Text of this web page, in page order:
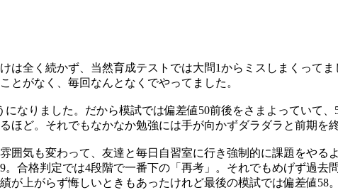
全く続かず、当然育成テストでは大問1からミスしまくってま
とがなく、毎回なんとなくでやってました。
なりました。だから模試では偏差値50前後をさまよっていて
ほど。それでもなかなか勉強には手が向かずダラダラと前期を終
囲気も変わって、友達と毎日自習室に行き強制的に課題をやる
合格判定では4段階で一番下の「再考」。それでもめげず過去
が上がらず悔しいときもあったけれど最後の模試では偏差値